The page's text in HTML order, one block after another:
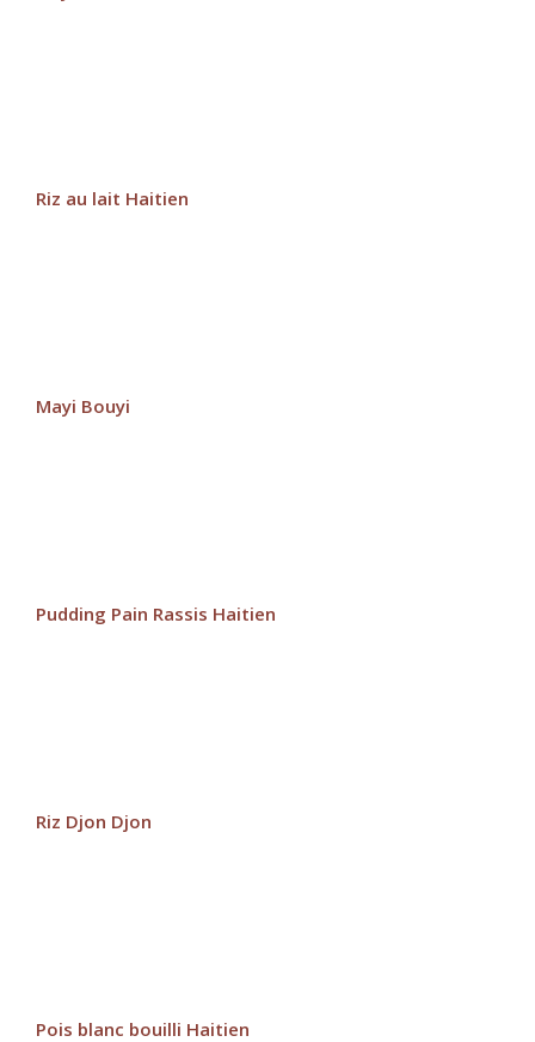
Riz au lait Haitien
Mayi Bouyi
Pudding Pain Rassis Haitien
Riz Djon Djon
Pois blanc bouilli Haitien